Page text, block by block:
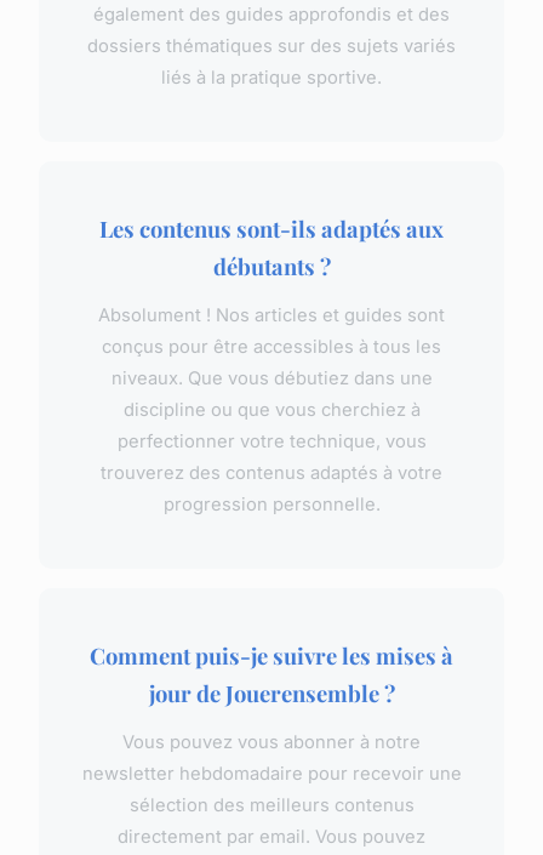
également des guides approfondis et des
dossiers thématiques sur des sujets variés
liés à la pratique sportive.
Les contenus sont-ils adaptés aux
débutants ?
Absolument ! Nos articles et guides sont
conçus pour être accessibles à tous les
niveaux. Que vous débutiez dans une
discipline ou que vous cherchiez à
perfectionner votre technique, vous
trouverez des contenus adaptés à votre
progression personnelle.
Comment puis-je suivre les mises à
jour de Jouerensemble ?
Vous pouvez vous abonner à notre
newsletter hebdomadaire pour recevoir une
sélection des meilleurs contenus
directement par email. Vous pouvez